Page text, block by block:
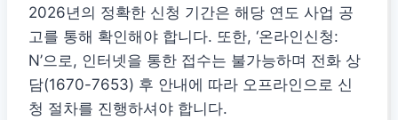
2026년의 정확한 신청 기간은 해당 연도 사업 공
고를 통해 확인해야 합니다. 또한, ‘온라인신청:
N’으로, 인터넷을 통한 접수는 불가능하며 전화 상
담(1670-7653) 후 안내에 따라 오프라인으로 신
청 절차를 진행하셔야 합니다.